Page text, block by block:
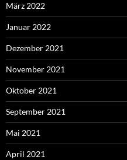
März 2022
Januar 2022
Dezember 2021
November 2021
Oktober 2021
September 2021
Mai 2021
April 2021